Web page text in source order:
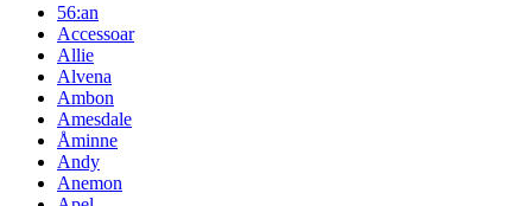
56:an
Accessoar
Allie
Alvena
Ambon
Amesdale
Åminne
Andy
Anemon